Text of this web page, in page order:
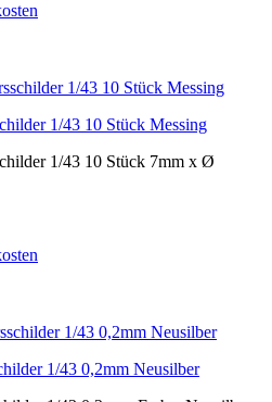
1/43 10 Stück Messing
1/43 10 Stück 7mm x Ø
1/43 0,2mm Neusilber